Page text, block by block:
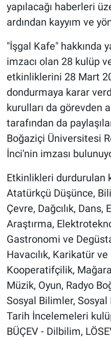
yapılacağı haberleri
ardından kayyım ve
"İşgal Kafe" hakkında
imzacı olan 28 kulüp
etkinliklerini 28 Mart
dondurmaya karar
kurulları da görevden
tarafından da
Boğaziçi Üniversitesi
İnci'nin imzası
Etkinlikleri durdurulan
Atatürkçü Düşünce,
Çevre, Dağcılık,
Araştırma,
Gastronomi ve
Havacılık, Karikatür
Kooperatifçilik,
Müzik, Oyun, Radyo
Sosyal Bilimler, Sosyal
Tarih İncelemeleri
BÜÇEV - Dilbilim,
Günün görüntüsü
İlan
Kimdir
Koronavirüs
Kültür Sanat
Nedir
Popüler
Programlar
Sağlık
Spor
Teknoloji